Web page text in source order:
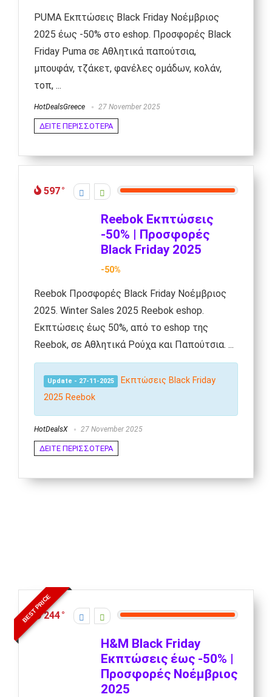
PUMA Εκπτώσεις Black Friday Νοέμβριος
2025 έως -50% στο eshop. Προσφορές Black
Friday Puma σε Αθλητικά παπούτσια,
μπουφάν, τζάκετ, φανέλες ομάδων, κολάν,
τοπ, ...
HotDealsGreece 27 November 2025
ΔΕΙΤΕ ΠΕΡΙΣΣΟΤΕΡΑ
597
Reebok Εκπτώσεις
-50% | Προσφορές
Black Friday 2025
-50%
Reebok Προσφορές Black Friday Νοέμβριος
2025. Winter Sales 2025 Reebok eshop.
Εκπτώσεις έως 50%, από το eshop της
Reebok, σε Αθλητικά Ρούχα και Παπούτσια. ...
Update - 27-11-2025
Εκπτώσεις Black Friday
2025 Reebok
HotDealsX 27 November 2025
ΔΕΙΤΕ ΠΕΡΙΣΣΟΤΕΡΑ
BEST PRICE
244
H&M Black Friday
Εκπτώσεις έως -50% |
Προσφορές Νοέμβριος
2025